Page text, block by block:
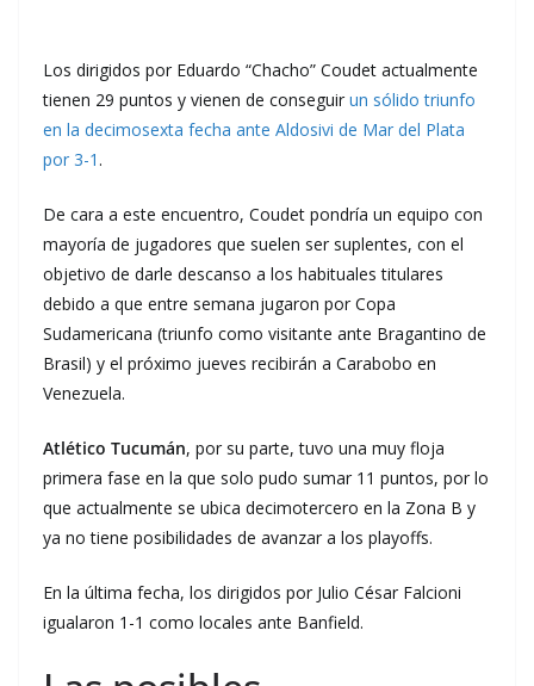
Los dirigidos por Eduardo “Chacho” Coudet actualmente
tienen 29 puntos y vienen de conseguir un sólido triunfo
en la decimosexta fecha ante Aldosivi de Mar del Plata
por 3-1 .
De cara a este encuentro, Coudet pondría un equipo con
mayoría de jugadores que suelen ser suplentes, con el
objetivo de darle descanso a los habituales titulares
debido a que entre semana jugaron por Copa
Sudamericana (triunfo como visitante ante Bragantino de
Brasil) y el próximo jueves recibirán a Carabobo en
Venezuela.
Atlético Tucumán, por su parte, tuvo una muy floja
primera fase en la que solo pudo sumar 11 puntos, por lo
que actualmente se ubica decimotercero en la Zona B y
ya no tiene posibilidades de avanzar a los playoffs.
En la última fecha, los dirigidos por Julio César Falcioni
igualaron 1-1 como locales ante Banfield.